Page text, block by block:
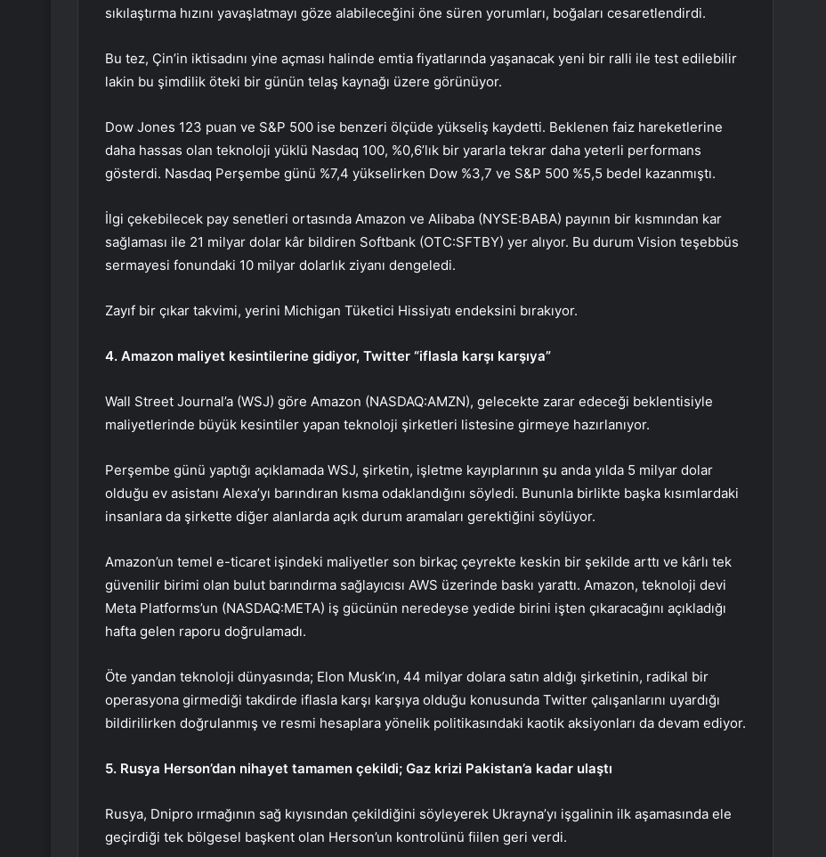
sıkılaştırma hızını yavaşlatmayı göze alabileceğini öne süren yorumları, boğaları cesaretlendirdi.
Bu tez, Çin’in iktisadını yine açması halinde emtia fiyatlarında yaşanacak yeni bir ralli ile test edilebilir
lakin bu şimdilik öteki bir günün telaş kaynağı üzere görünüyor.
Dow Jones 123 puan ve S&P 500 ise benzeri ölçüde yükseliş kaydetti. Beklenen faiz hareketlerine
daha hassas olan teknoloji yüklü Nasdaq 100, %0,6’lık bir yararla tekrar daha yeterli performans
gösterdi. Nasdaq Perşembe günü %7,4 yükselirken Dow %3,7 ve S&P 500 %5,5 bedel kazanmıştı.
İlgi çekebilecek pay senetleri ortasında Amazon ve Alibaba (NYSE:BABA) payının bir kısmından kar
sağlaması ile 21 milyar dolar kâr bildiren Softbank (OTC:SFTBY) yer alıyor. Bu durum Vision teşebbüs
sermayesi fonundaki 10 milyar dolarlık ziyanı dengeledi.
Zayıf bir çıkar takvimi, yerini Michigan Tüketici Hissiyatı endeksini bırakıyor.
4. Amazon maliyet kesintilerine gidiyor, Twitter “iflasla karşı karşıya”
Wall Street Journal’a (WSJ) göre Amazon (NASDAQ:AMZN), gelecekte zarar edeceği beklentisiyle
maliyetlerinde büyük kesintiler yapan teknoloji şirketleri listesine girmeye hazırlanıyor.
Perşembe günü yaptığı açıklamada WSJ, şirketin, işletme kayıplarının şu anda yılda 5 milyar dolar
olduğu ev asistanı Alexa’yı barındıran kısma odaklandığını söyledi. Bununla birlikte başka kısımlardaki
insanlara da şirkette diğer alanlarda açık durum aramaları gerektiğini söylüyor.
Amazon’un temel e-ticaret işindeki maliyetler son birkaç çeyrekte keskin bir şekilde arttı ve kârlı tek
güvenilir birimi olan bulut barındırma sağlayıcısı AWS üzerinde baskı yarattı. Amazon, teknoloji devi
Meta Platforms’un (NASDAQ:META) iş gücünün neredeyse yedide birini işten çıkaracağını açıkladığı
hafta gelen raporu doğrulamadı.
Öte yandan teknoloji dünyasında; Elon Musk’ın, 44 milyar dolara satın aldığı şirketinin, radikal bir
operasyona girmediği takdirde iflasla karşı karşıya olduğu konusunda Twitter çalışanlarını uyardığı
bildirilirken doğrulanmış ve resmi hesaplara yönelik politikasındaki kaotik aksiyonları da devam ediyor.
5. Rusya Herson’dan nihayet tamamen çekildi; Gaz krizi Pakistan’a kadar ulaştı
Rusya, Dnipro ırmağının sağ kıyısından çekildiğini söyleyerek Ukrayna’yı işgalinin ilk aşamasında ele
geçirdiği tek bölgesel başkent olan Herson’un kontrolünü fiilen geri verdi.